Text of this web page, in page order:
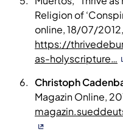
Religion of
online, 18/07/2012,
https://
as-holyscripture…
Christoph
Magazin Online,